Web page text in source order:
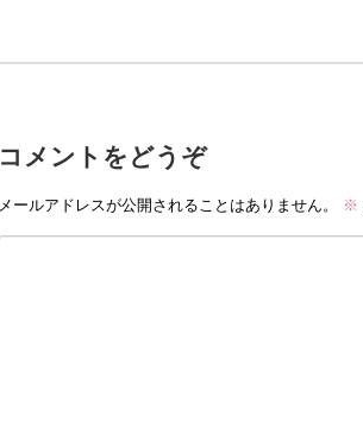
コメントをどうぞ
メールアドレスが公開されることはありません。 ※